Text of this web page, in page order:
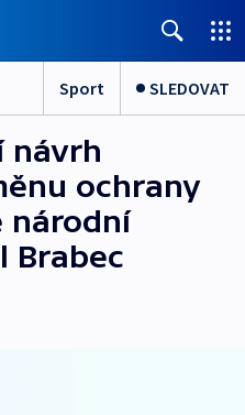
Sport SLEDOVAT
návrh
ochrany
národní
Brabec